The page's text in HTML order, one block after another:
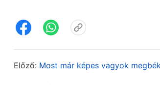
– A vezetők és a dolgozók
szavait, megértettem, hogy
színvonalú-e, nem azt kell nézni,
nézni, milyen eredményeket ért el
Előző: Most már képes vagyok